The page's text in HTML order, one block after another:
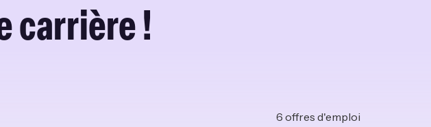
carrière !
6 offres d'emploi